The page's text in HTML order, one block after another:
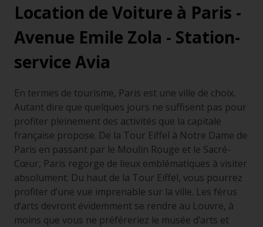
Location de Voiture à Paris -
Avenue Emile Zola - Station-
service Avia
En termes de tourisme, Paris est une ville de choix.
Autant dire que quelques jours ne suffisent pas pour
profiter pleinement des activités que la capitale
française propose. De la Tour Eiffel à Notre Dame de
Paris en passant par le Moulin Rouge et le Sacré-
Cœur, Paris regorge de lieux emblématiques à visiter
absolument. Du haut de la Tour Eiffel, vous pourrez
profiter d’une vue imprenable sur la ville. Les férus
d’arts devront évidemment se rendre au Louvre, à
moins que vous ne préféreriez le musée d’arts et